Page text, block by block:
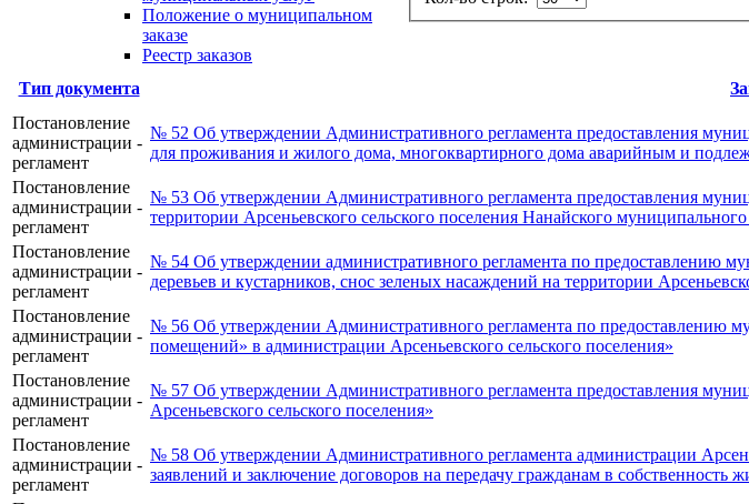
Положение о муниципальном
заказе
Реестр заказов
Тип документа
Постановление
администрации -
регламент
№ 52 Об утверждении Административного регламента предоставления
для проживания и жилого дома, многоквартирного дома аварийным и
Постановление
администрации -
регламент
№ 53 Об утверждении Административного регламента предоставления
территории Арсеньевского сельского поселения Нанайского
Постановление
администрации -
регламент
№ 54 Об утверждении административного регламента по предоставлению
деревьев и кустарников, снос зеленых насаждений на территории
Постановление
администрации -
регламент
№ 56 Об утверждении Административного регламента по предоставлению
помещений» в администрации Арсеньевского сельского поселения»
Постановление
администрации -
регламент
№ 57 Об утверждении Административного регламента предоставления
Арсеньевского сельского поселения»
Постановление
администрации -
регламент
№ 58 Об утверждении Административного регламента администрации
заявлений и заключение договоров на передачу гражданам в